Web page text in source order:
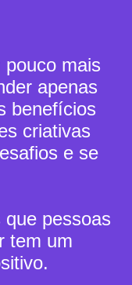
pouco mais
apenas
benefícios
criativas
e se
pessoas
tem um